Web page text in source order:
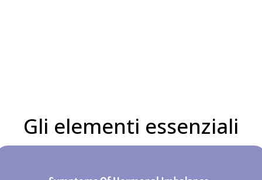
Gli elementi essenziali